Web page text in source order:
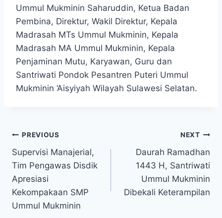
Ummul Mukminin Saharuddin, Ketua Badan
Pembina, Direktur, Wakil Direktur, Kepala
Madrasah MTs Ummul Mukminin, Kepala
Madrasah MA Ummul Mukminin, Kepala
Penjaminan Mutu, Karyawan, Guru dan
Santriwati Pondok Pesantren Puteri Ummul
Mukminin ‘Aisyiyah Wilayah Sulawesi Selatan.
PREVIOUS
Supervisi Manajerial,
Tim Pengawas Disdik
Apresiasi
Kekompakaan SMP
Ummul Mukminin
NEXT
Daurah Ramadhan
1443 H, Santriwati
Ummul Mukminin
Dibekali Keterampilan